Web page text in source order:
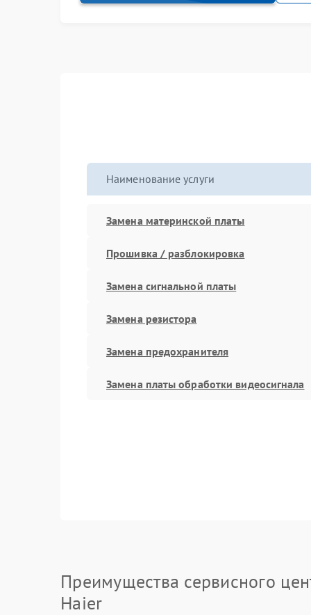
Наименование услуги
Замена материнской платы
Прошивка / разблокировка
Замена сигнальной платы
Замена резистора
Замена предохранителя
Замена платы обработки видеосигнала
Преимущества сервисного
Haier